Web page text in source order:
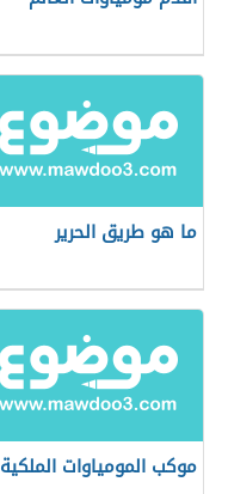
ما هو طريق الحرير
موكب المومياوات الملكية